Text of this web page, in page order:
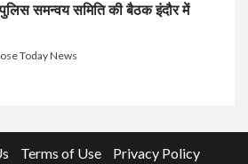
पुलिस समन्वय समिति की बैठक इंदौर में
Today News
Terms of Use Privacy Policy